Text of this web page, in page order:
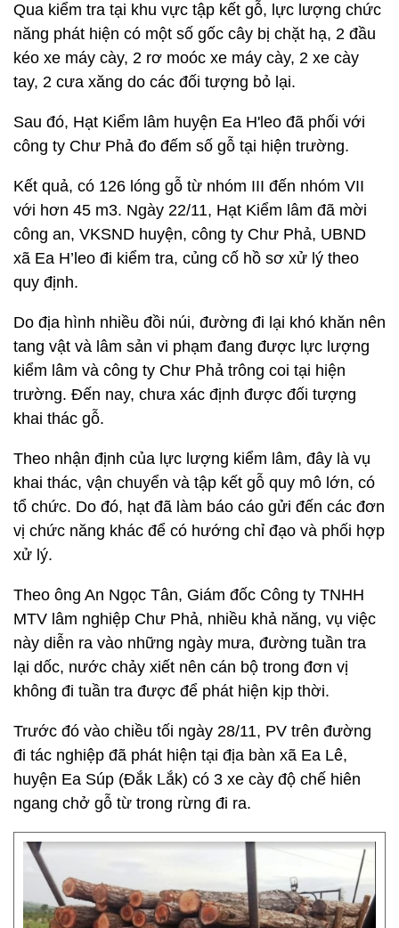
Qua kiểm tra tại khu vực tập kết gỗ, lực lượng chức
năng phát hiện có một số gốc cây bị chặt hạ, 2 đầu
kéo xe máy cày, 2 rơ moóc xe máy cày, 2 xe cày
tay, 2 cưa xăng do các đối tượng bỏ lại.
Sau đó, Hạt Kiểm lâm huyện Ea H'leo đã phối với
công ty Chư Phả đo đếm số gỗ tại hiện trường.
Kết quả, có 126 lóng gỗ từ nhóm III đến nhóm VII
với hơn 45 m3. Ngày 22/11, Hạt Kiểm lâm đã mời
công an, VKSND huyện, công ty Chư Phả, UBND
xã Ea H’leo đi kiểm tra, củng cố hồ sơ xử lý theo
quy định.
Do địa hình nhiều đồi núi, đường đi lại khó khăn nên
tang vật và lâm sản vi phạm đang được lực lượng
kiểm lâm và công ty Chư Phả trông coi tại hiện
trường. Đến nay, chưa xác định được đối tượng
khai thác gỗ.
Theo nhận định của lực lượng kiểm lâm, đây là vụ
khai thác, vận chuyển và tập kết gỗ quy mô lớn, có
tổ chức. Do đó, hạt đã làm báo cáo gửi đến các đơn
vị chức năng khác để có hướng chỉ đạo và phối hợp
xử lý.
Theo ông An Ngọc Tân, Giám đốc Công ty TNHH
MTV lâm nghiệp Chư Phả, nhiều khả năng, vụ việc
này diễn ra vào những ngày mưa, đường tuần tra
lại dốc, nước chảy xiết nên cán bộ trong đơn vị
không đi tuần tra được để phát hiện kịp thời.
Trước đó vào chiều tối ngày 28/11, PV trên đường
đi tác nghiệp đã phát hiện tại địa bàn xã Ea Lê,
huyện Ea Súp (Đắk Lắk) có 3 xe cày độ chế hiên
ngang chở gỗ từ trong rừng đi ra.